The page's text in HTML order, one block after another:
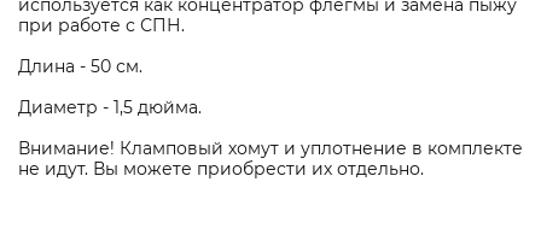
используется как концентратор флегмы и замена пыжу
при работе с СПН.
Длина - 50 см.
Диаметр - 1,5 дюйма.
Внимание! Кламповый хомут и уплотнение в комплекте
не идут. Вы можете приобрести их отдельно.